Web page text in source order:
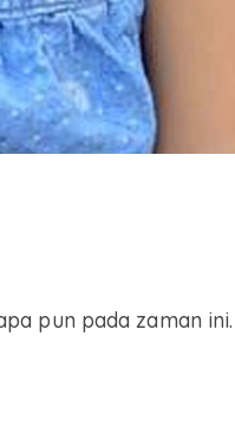
pun pada zaman